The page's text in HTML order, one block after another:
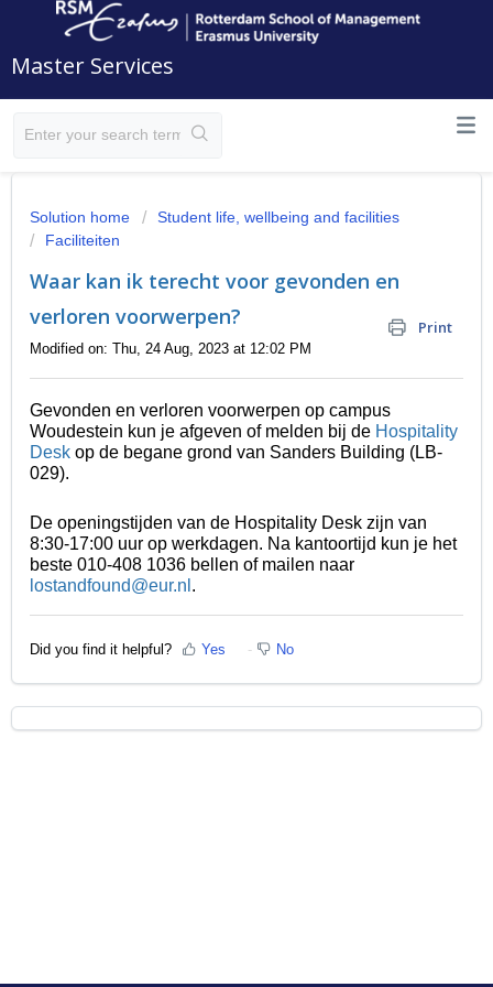
Master Services
Solution home
Student life, wellbeing and facilities
Faciliteiten
Waar kan ik terecht voor gevonden en
verloren voorwerpen?
Print
Modified on: Thu, 24 Aug, 2023 at 12:02 PM
Gevonden en verloren voorwerpen op campus
Woudestein kun je afgeven of melden bij de Hospitality
Desk op de begane grond van Sanders Building (LB-
029).
De openingstijden van de Hospitality Desk zijn van
8:30-17:00 uur op werkdagen. Na kantoortijd kun je het
beste 010-408 1036 bellen of mailen naar
lostandfound@eur.nl .
Did you find it helpful? Yes No